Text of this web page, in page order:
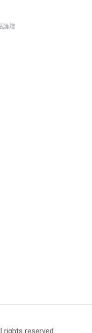
論壇
rights reserved.